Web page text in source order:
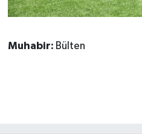
Muhabir: Bülten